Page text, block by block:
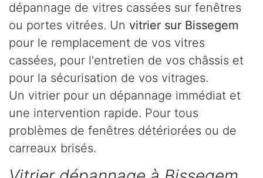
dépannage de vitres cassées sur fenêtres
ou portes vitrées. Un vitrier sur Bissegem
pour le remplacement de vos vitres
cassées, pour l'entretien de vos châssis et
pour la sécurisation de vos vitrages.
Un vitrier pour un dépannage immédiat et
une intervention rapide. Pour tous
problèmes de fenêtres détériorées ou de
carreaux brisés.